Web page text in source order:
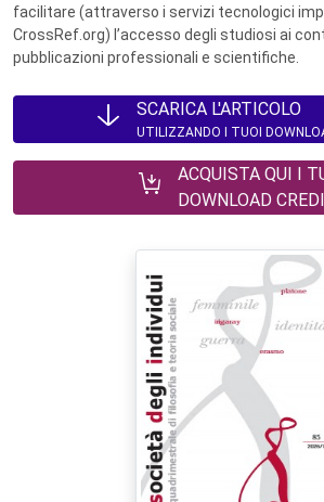
facilitare (attraverso i servizi tecnologici
CrossRef.org) l’accesso degli studiosi ai
pubblicazioni professionali e scientifiche.
SCARICA L'ARTICOLO
UTILIZZANDO I TUOI
ACQUISTA QUI I
DOWNLOAD